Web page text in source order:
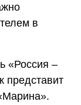
в
«Россия –
представит